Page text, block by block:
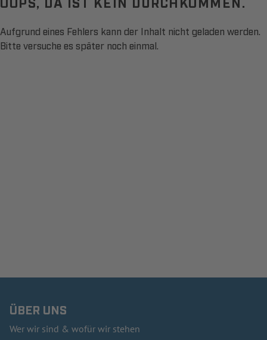
Aufgrund eines Fehlers kann der Inhalt nicht geladen werden.
Bitte versuche es später noch einmal.
ÜBER UNS
Wer wir sind & wofür wir stehen